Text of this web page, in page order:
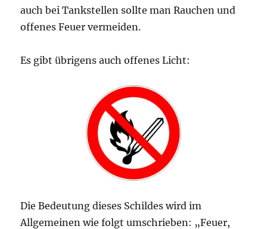
auch bei Tankstellen sollte man Rauchen und
offenes Feuer vermeiden.
Es gibt übrigens auch offenes Licht:
Die Bedeutung dieses Schildes wird im
Allgemeinen wie folgt umschrieben: „Feuer,